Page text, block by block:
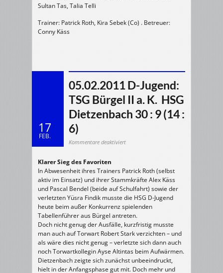
Sultan Tas, Talia Telli
Trainer: Patrick Roth, Kira Sebek (Co) . Betreuer:
Conny Käss
17
FEB.
05.02.2011 D-Jugend:
TSG Bürgel II a. K.  HSG
Dietzenbach 30 : 9 (14 :
6)
Kommentare deaktiviertfür
II
K.
HSG
Dietzenbach
30
:
9
(14
6)
Klarer Sieg des Favoriten
In Abwesenheit ihres Trainers Patrick Roth (selbst
aktiv im Einsatz) und ihrer Stammkräfte Alex Käss
und Pascal Bendel (beide auf Schulfahrt) sowie der
verletzten Yüsra Findik musste die HSG D-Jugend
heute beim außer Konkurrenz spielenden
Tabellenführer aus Bürgel antreten.
Doch nicht genug der Ausfälle, kurzfristig musste
man auch auf Torwart Robert Stark verzichten – und
als wäre dies nicht genug – verletzte sich dann auch
noch Torwartkollegin Ayse Altintas beim Aufwärmen.
Dietzenbach zeigte sich zunächst unbeeindruckt,
hielt in der Anfangsphase gut mit. Doch mehr und